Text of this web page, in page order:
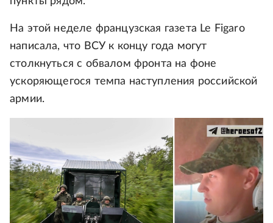
На этой неделе французская газета Le Figaro
написала, что ВСУ к концу года могут
столкнуться с обвалом фронта на фоне
ускоряющегося темпа наступления российской
армии.